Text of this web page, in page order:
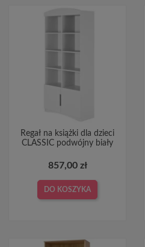
Regał na książki dla dzieci
CLASSIC podwójny biały
857,00 zł
DO KOSZYKA